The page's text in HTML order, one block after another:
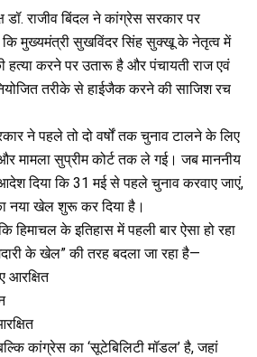
gr
a
m
e
डॉ. राजीव बिंदल ने कांग्रेस सरकार पर
कि मुख्यमंत्री सुखविंदर सिंह सुक्खू के नेतृत्व में
करने पर उतारू है और पंचायती राज एवं
तरीके से हाईजैक करने की साजिश रच
ने पहले तो दो वर्षों तक चुनाव टालने के लिए
मामला सुप्रीम कोर्ट तक ले गई। जब माननीय
आदेश दिया कि 31 मई से पहले चुनाव करवाए जाएं,
नया खेल शुरू कर दिया है।
हिमाचल के इतिहास में पहली बार ऐसा हो रहा
के खेल” की तरह बदला जा रहा है—
आरक्षित
कांग्रेस का ‘सूटेबिलिटी मॉडल’ है, जहां